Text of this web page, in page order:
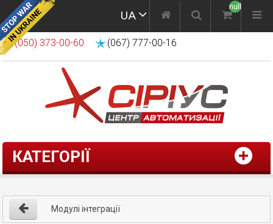
UA
null
(050) 373-00-60 (067) 777-00-16
КАТЕГОРІЇ
Модулі інтеграції